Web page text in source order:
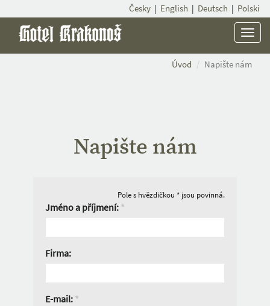
Česky | English | Deutsch | Polski
Menu
Úvod Napište nám
Napište nám
Pole s hvězdičkou * jsou povinná.
*
Jméno a příjmení:
Firma:
*
E-mail: